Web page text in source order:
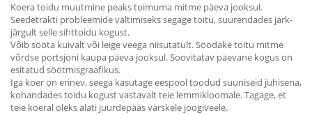
Koera toidu muutmine peaks toimuma mitme päeva jooksul.
Seedetrakti probleemide vältimiseks segage toitu, suurendades järk-
järgult selle sihttoidu kogust.
Võib sööta kuivalt või leige veega niisutatult. Söödake toitu mitme
võrdse portsjoni kaupa päeva jooksul. Soovitatav päevane kogus on
esitatud söötmisgraafikus.
Iga koer on erinev, seega kasutage eespool toodud suuniseid juhisena,
kohandades toidu kogust vastavalt teie lemmikloomale. Tagage, et
teie koeral oleks alati juurdepääs värskele joogiveele.